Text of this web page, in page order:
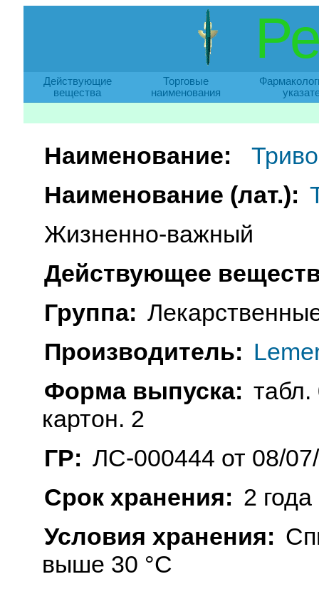
Действующие
вещества
Торговые
наименования
Наименование:
Наименование (лат.):
Жизненно-важный
Действующее
Группа:
Производитель:
Форма выпуска: табл.
картон. 2
ГР: ЛС-000444 от 08/
Срок хранения: 2 года
Условия хранения:
выше 30 °C